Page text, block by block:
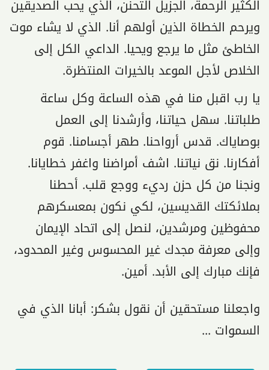
الكثير الرحمة، الجزيل التحنن، الذي يحب الصديقين
ويرحم الخطاة الذين أولهم أنا. الذي لا يشاء موت
الخاطئ مثل ما يرجع ويحيا. الداعي الكل إلى
الخلاص لأجل الموعد بالخيرات المنتظرة.
يا رب اقبل منا في هذه الساعة وكل ساعة
طلباتنا. سهل حياتنا، وأرشدنا إلى العمل
بوصاياك. قدس أرواحنا. طهر أجسامنا. قوم
أفكارنا. نق نياتنا. اشف أمراضنا واغفر خطايانا.
ونجنا من كل حزن رديء ووجع قلب. أحطنا
بملائكتك القديسين، لكي نكون بمعسكرهم
محفوظين ومرشدين، لنصل إلى اتحاد الإيمان
وإلى معرفة مجدك غير المحسوس وغير المحدود،
فإنك مبارك إلى الأبد. أمين.
واجعلنا مستحقين أن نقول بشكر: أبانا الذي في
السموات ...